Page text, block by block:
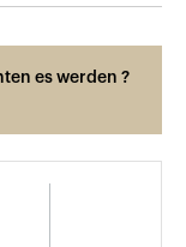
es werden ?